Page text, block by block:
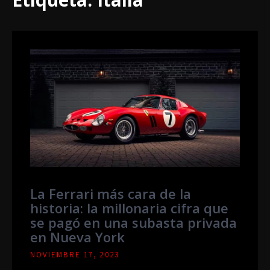
La Ferrari más cara de la
historia: la millonaria cifra que
se pagó en una subasta privada
en Nueva York
NOVIEMBRE 17, 2023